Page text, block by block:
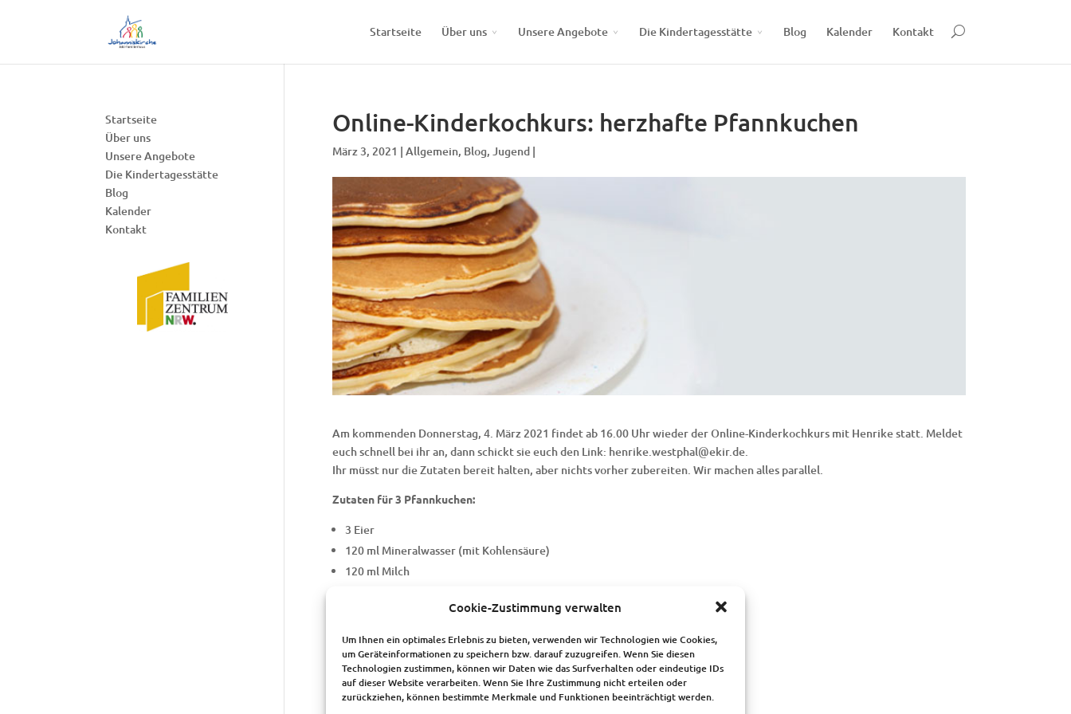
Cookie-Zustimmung verwalten
Um Ihnen ein optimales Erlebnis zu bieten, verwenden wir Technologien wie Cookies,
um Geräteinformationen zu speichern bzw. darauf zuzugreifen. Wenn Sie diesen
Technologien zustimmen, können wir Daten wie das Surfverhalten oder eindeutige IDs
auf dieser Website verarbeiten. Wenn Sie Ihre Zustimmung nicht erteilen oder
zurückziehen, können bestimmte Merkmale und Funktionen beeinträchtigt werden.
Startseite Über uns Unsere Angebote Die Kindertagesstätte Blog Kalender Kontakt
Online-Kinderkochkurs: herzhafte Pfannkuchen
März 3, 2021 | Allgemein, Blog, Jugend |
Am kommenden Donnerstag, 4. März 2021 findet ab 16.00 Uhr wieder der Online-Kinderkochkurs mit Henrike statt. Meldet
euch schnell bei ihr an, dann schickt sie euch den Link: henrike.westphal@ekir.de.
Ihr müsst nur die Zutaten bereit halten, aber nichts vorher zubereiten. Wir machen alles parallel.
Zutaten für 3 Pfannkuchen:
3 Eier
120 ml Mineralwasser (mit Kohlensäure)
120 ml Milch
1 mittelgroße Zwiebel, fein gewürfelt
10 g Butter zum Braten der Zwiebeln
2 Zutaten je nach Geschmack:
Startseite
Über uns
Unsere Angebote
Die Kindertagesstätte
Blog
Kalender
Kontakt